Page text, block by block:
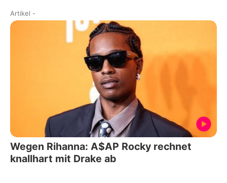
Artikel -
Wegen Rihanna: A$AP Rocky rechnet
knallhart mit Drake ab